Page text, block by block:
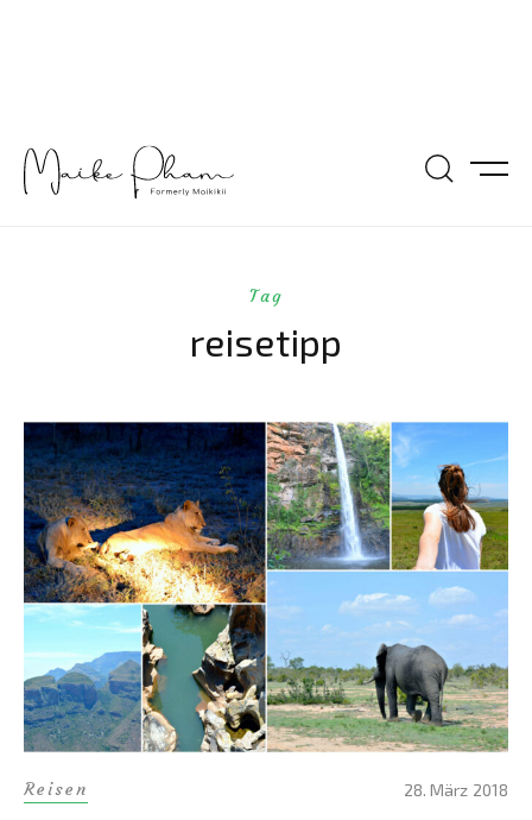
Tag
reisetipp
Reisen 28. März 2018